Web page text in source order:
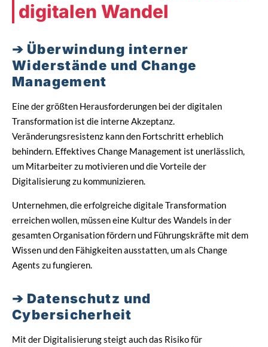
digitalen Wandel
Überwindung interner
Widerstände und Change
Management
Eine der größten Herausforderungen bei der digitalen
Transformation ist die interne Akzeptanz.
Veränderungsresistenz kann den Fortschritt erheblich
behindern. Effektives Change Management ist unerlässlich,
um Mitarbeiter zu motivieren und die Vorteile der
Digitalisierung zu kommunizieren.
Unternehmen, die erfolgreiche digitale Transformation
erreichen wollen, müssen eine Kultur des Wandels in der
gesamten Organisation fördern und Führungskräfte mit dem
Wissen und den Fähigkeiten ausstatten, um als Change
Agents zu fungieren.
Datenschutz und
Cybersicherheit
Mit der Digitalisierung steigt auch das Risiko für